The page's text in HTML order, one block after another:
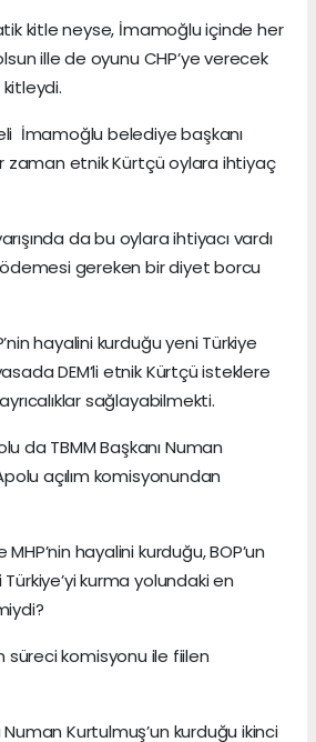
kitle neyse, İmamoğlu içinde her
ille de oyunu CHP’ye verecek
İmamoğlu belediye başkanı
zaman etnik Kürtçü oylara ihtiyaç
da bu oylara ihtiyacı vardı
gereken bir diyet borcu
hayalini kurduğu yeni Türkiye
DEM’li etnik Kürtçü isteklere
sağlayabilmekti.
da TBMM Başkanı Numan
açılım komisyonundan
hayalini kurduğu, BOP’un
kurma yolundaki en
süreci komisyonu ile fiilen
Numan Kurtulmuş’un kurduğu ikinci